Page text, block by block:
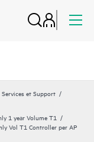
Services et Support
1 year Volume T1
Vol T1 Controller per AP